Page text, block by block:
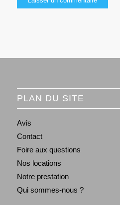
PLAN DU SITE
Avis
Contact
Foire aux questions
Nos locations
Notre prestation
Qui sommes-nous ?